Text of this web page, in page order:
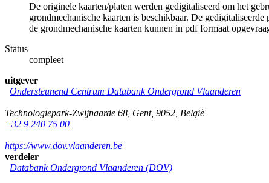
De originele kaarten/platen werden gedigitaliseerd om het
grondmechanische kaarten is beschikbaar. De
de grondmechanische kaarten kunnen in pdf formaat
Status
compleet
uitgever
Ondersteunend Centrum Databank Ondergrond Vlaanderen
Technologiepark-Zwijnaarde 68 Gent, 9052 België
+32 9 240 75 00
https://www.dov.vlaanderen.be
verdeler
Databank Ondergrond Vlaanderen (DOV)